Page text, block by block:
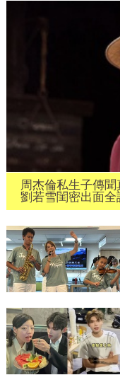
周杰倫私生子傳
劉若雪閨密出面全